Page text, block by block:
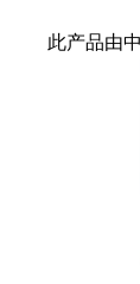
此产品由